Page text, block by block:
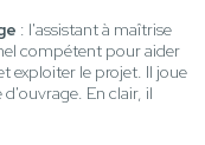
: l'assistant à maîtrise
compétent pour aider
exploiter le projet. Il joue
En clair, il